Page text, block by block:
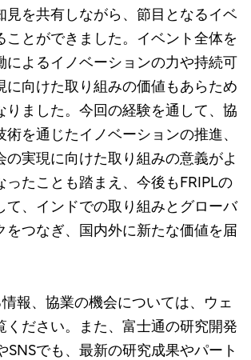
見を共有しながら、節目となるイベ
ことができました。イベント全体を
によるイノベーションの力や持続可
に向けた取り組みの価値もあらため
りました。今回の経験を通して、協
を通じたイノベーションの推進、
の実現に向けた取り組みの意義がよ
ったことも踏まえ、今後もFRIPLの
て、インドでの取り組みとグローバ
をつなぎ、国内外に新たな価値を届
報、協業の機会については、ウェ
ください。また、富士通の研究開発
SNSでも、最新の研究成果やパート